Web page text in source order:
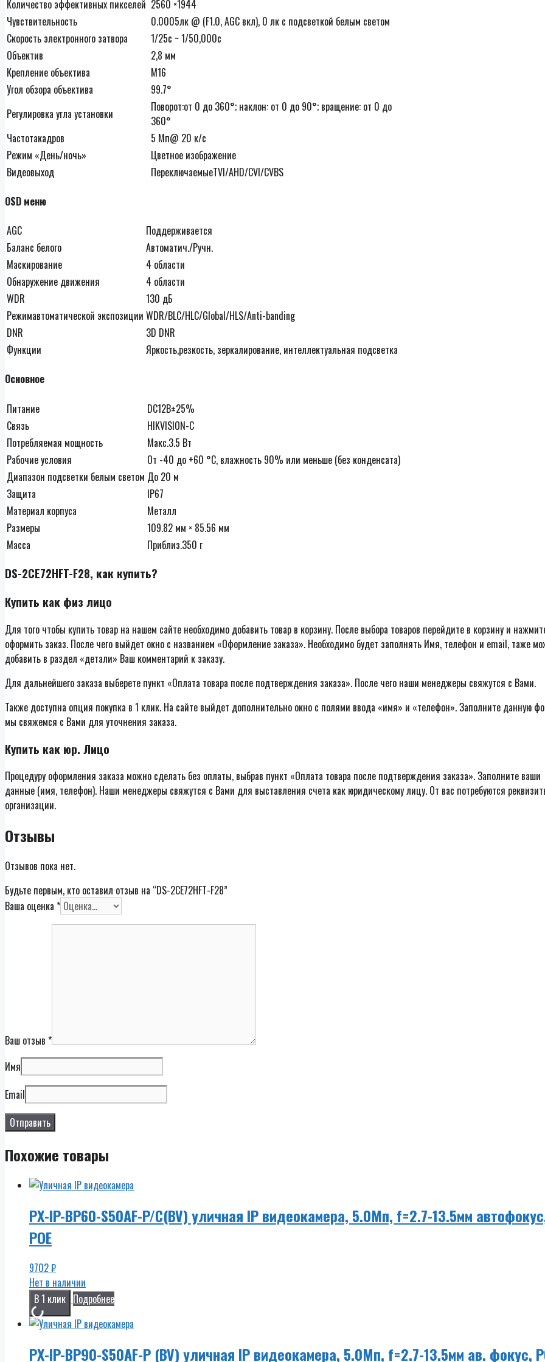
Количество эффективных пикселей 2560 ×1944
Чувствительность
0.0005лк @ (F1.0, AGC вкл), 0 лк с подсветкой белым светом
Скорость электронного затвора
1/25с ~ 1/50,000с
Объектив
2,8 мм
Крепление объектива
М16
Угол обзора объектива
99.7°
Регулировка угла установки
Поворот:от 0 до 360°; наклон: от 0 до 90°; вращение: от 0 до
360°
Частотакадров
5 Мп@ 20 к/с
Режим «День/ночь»
Цветное изображение
Видеовыход
ПереключаемыеTVI/AHD/CVI/CVBS
OSD меню
AGC
Поддерживается
Баланс белого
Автоматич./Ручн.
Маскирование
4 области
Обнаружение движения
4 области
WDR
130 дБ
Режимавтоматической экспозиции WDR/BLC/HLC/Global/HLS/Anti-banding
DNR
3D DNR
Функции
Яркость,резкость, зеркалирование, интеллектуальная подсветка
Основное
Питание
DC12В±25%
Связь
HIKVISION-C
Потребляемая мощность
Макс.3.5 Вт
Рабочие условия
От -40 до +60 °C, влажность 90% или меньше (без конденсата)
Диапазон подсветки белым светом До 20 м
Защита
IP67
Материал корпуса
Металл
Размеры
109.82 мм × 85.56 мм
Масса
Приблиз.350 г
DS-2CE72HFT-F28, как купить?
Купить как физ лицо
Для того чтобы купить товар на нашем сайте необходимо добавить товар в корзину. После выбора товаров перейдите в корзину и
оформить заказ. После чего выйдет окно с названием «Оформление заказа». Необходимо будет заполнять Имя, телефон и email, таже
добавить в раздел «детали» Ваш комментарий к заказу.
Для дальнейшего заказа выберете пункт «Оплата товара после подтверждения заказа». После чего наши менеджеры свяжутся с Вами.
Также доступна опция покупка в 1 клик. На сайте выйдет дополнительно окно с полями ввода «имя» и «телефон». Заполните данную
мы свяжемся с Вами для уточнения заказа.
Купить как юр. Лицо
Процедуру оформления заказа можно сделать без оплаты, выбрав пункт «Оплата товара после подтверждения заказа». Заполните ваши
данные (имя, телефон). Наши менеджеры свяжутся с Вами для выставления счета как юридическому лицу. От вас потребуются
организации.
Отзывы
Отзывов пока нет.
Будьте первым, кто оставил отзыв на “DS-2CE72HFT-F28”
Ваша оценка *
Ваш отзыв *
Имя
Email
Похожие товары
PX-IP-BP60-S50AF-P/C(BV) уличная IP видеокамера, 5.0Мп, f=2.7-13.5мм
POE
9702₽
Нет в наличии
В 1 клик Подробнее
PX-IP-BP90-S50AF-P (BV) уличная IP видеокамера, 5.0Мп, f=2.7-13.5мм ав. фокус,